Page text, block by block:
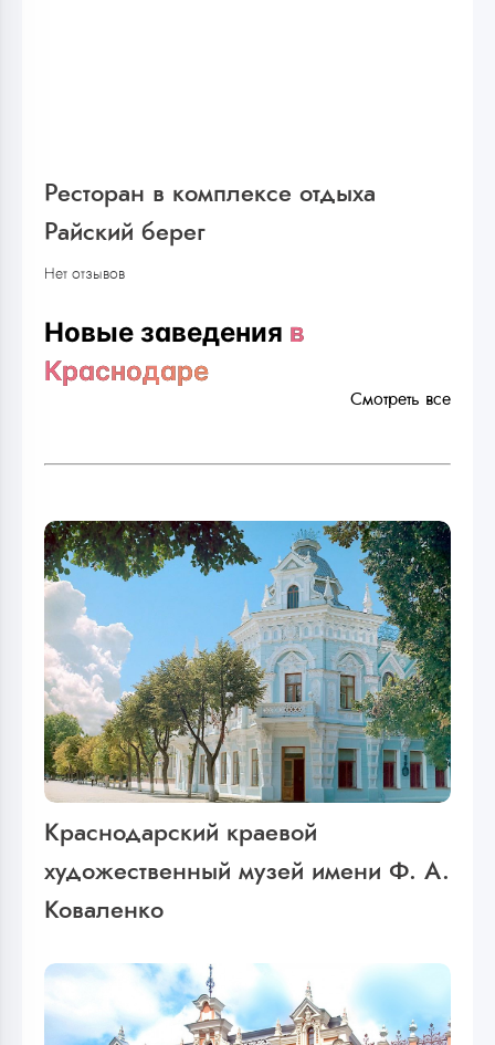
Ресторан в комплексе отдыха
Райский берег
Нет отзывов
Новые заведения в
Краснодаре
Смотреть все
Краснодарский краевой
художественный музей имени Ф. А.
Коваленко